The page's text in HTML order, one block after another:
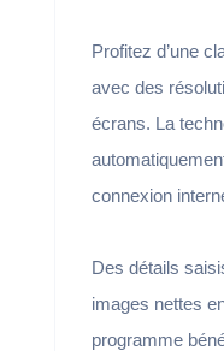
Profitez d’une
avec des
écrans. La
connexion
Des détails
images nettes
programme